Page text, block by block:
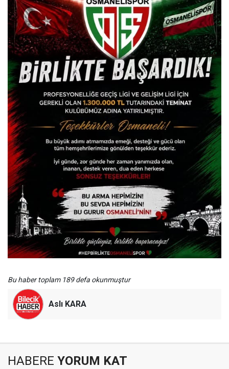
Bu haber toplam 189 defa okunmuştur
Aslı KARA
HABERE YORUM KAT